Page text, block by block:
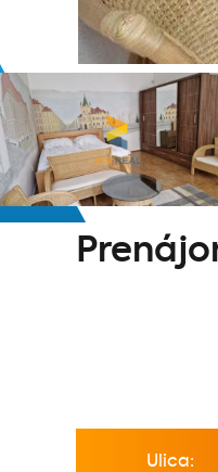
Ulica: